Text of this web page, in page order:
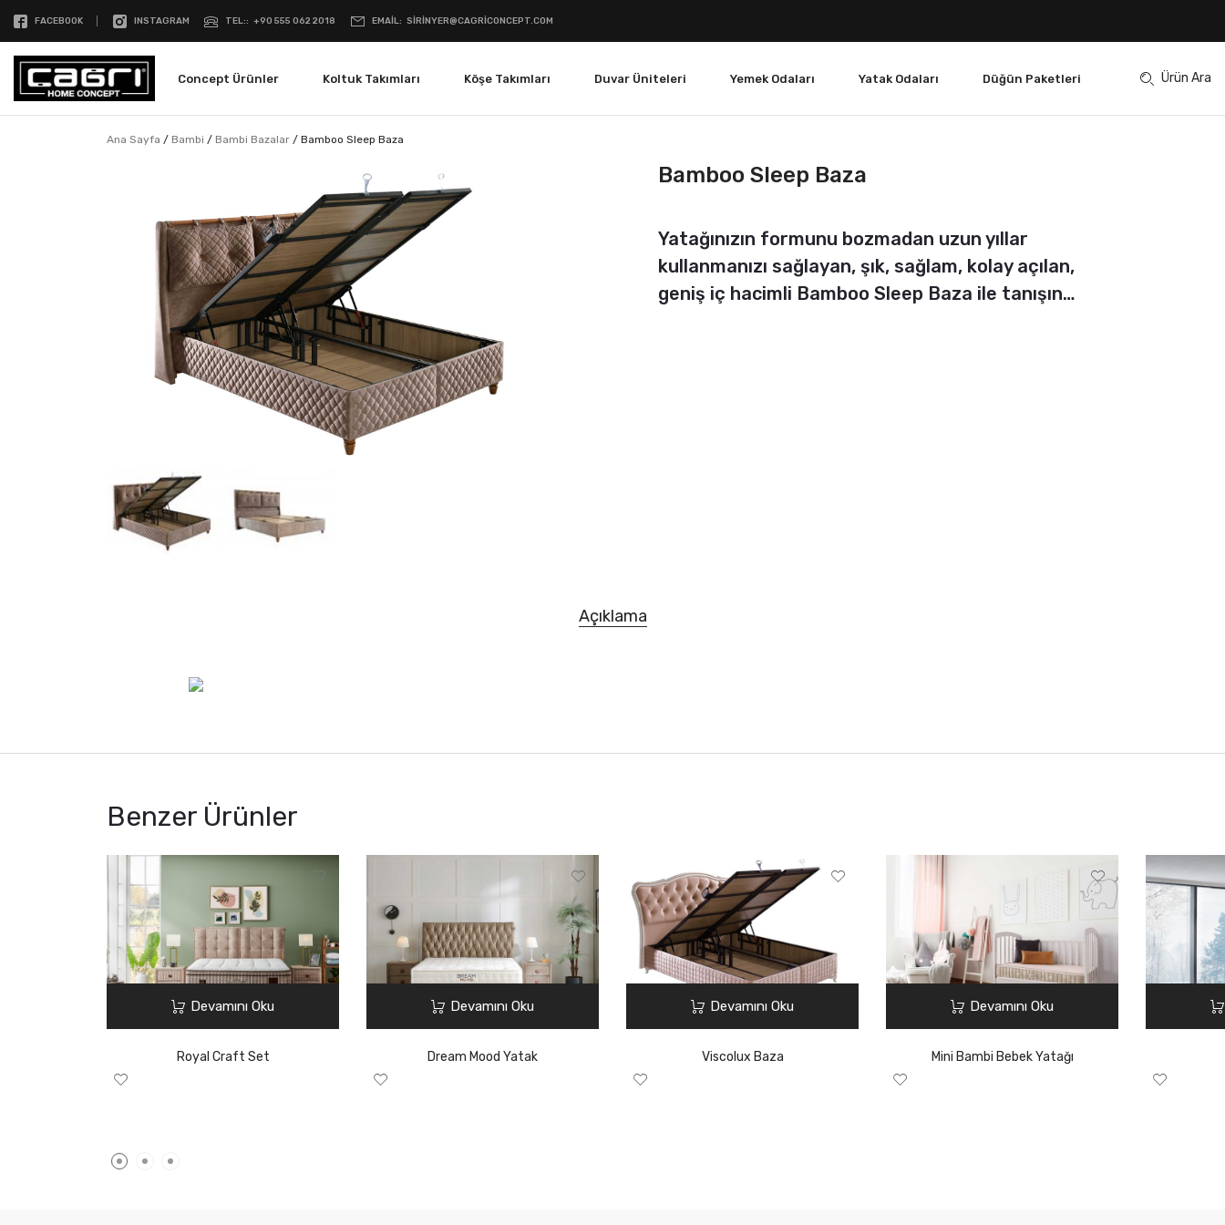
FACEBOOK INSTAGRAM TEL: +90 555 062 2018 EMAIL SIRINYER@CAGRICONCEPT.COM
Concept Ürünler Koltuk Takımları Köşe Takımları Duvar Üniteleri Yemek Odaları Yatak Odaları Düğün Paketleri Ürün Ara
Ana Sayfa / Bambi / Bambi Bazalar / Bamboo Sleep Baza
Bamboo Sleep Baza
Yatağınızın formunu bozmadan uzun yıllar
kullanmanızı sağlayan, şık, sağlam, kolay açılan,
geniş iç hacimli Bamboo Sleep Baza ile tanışın…
Açıklama
Benzer Ürünler
Devamını Oku
Royal Craft Set
Devamını Oku
Dream Mood Yatak
Devamını Oku
Viscolux Baza
Devamını Oku
Mini Bambi Bebek Yatağı